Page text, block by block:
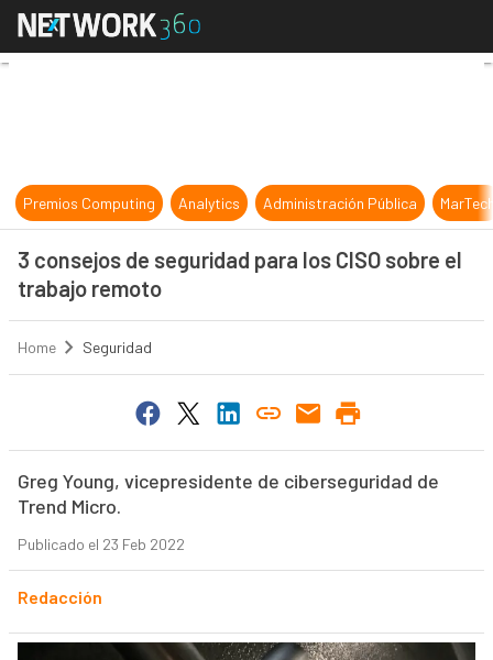
3 consejos de seguridad para los
Premios Computing Analytics Administración Pública
3 consejos de seguridad para los CISO sobre el
trabajo remoto
Home Seguridad
Greg Young, vicepresidente de ciberseguridad de
Trend Micro.
Publicado el 23 Feb 2022
Redacción